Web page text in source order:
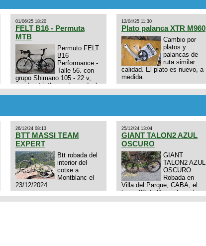
01/06/25 18:20
FELT B16 - Permuta
MTB
Permuto FELT
B16
Performance -
Talle 56. con
grupo Shimano 105 - 22 v,
cuadro: triatlon carbono dual
12/04/25 11:30
Plato palanca XTR M960
Cambio por
platos y
palancas de
ruta similar
calidad. El plato es nuevo, a
medida.
26/12/24 08:13
BTT MASSI TEAM
EXPERT
Btt robada del
interior del
cotxe a
Montblanc el
23/12/2024
25/12/24 13:04
GIANT TALON2 AZUL
OSCURO
GIANT
TALON2 AZUL
OSCURO
Robada en
Villa del Parque, CABA, el
lunes 23 de Diciembre a las